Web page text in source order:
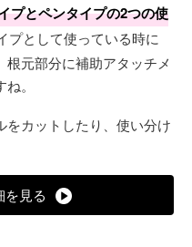
プとペンタイプの2つの使
プとして使っている時に
元部分に補助アタッチメ
。
をカットしたり、使い分け
を見る